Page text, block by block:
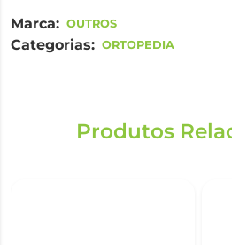
Marca: OUTROS
Categorias: ORTOPEDIA
Produtos